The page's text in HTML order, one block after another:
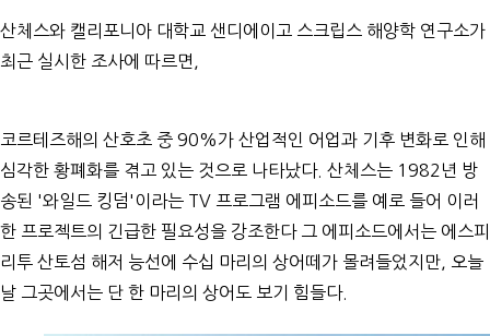
산체스와 캘리포니아 대학교 샌디에이고 스크립스 해양학 연구소가
최근 실시한 조사에 따르면,
코르테즈해의 산호초 중 90%가 산업적인 어업과 기후 변화로 인해
심각한 황폐화를 겪고 있는 것으로 나타났다. 산체스는 1982년 방
송된 '와일드 킹덤'이라는 TV 프로그램 에피소드를 예로 들어 이러
한 프로젝트의 긴급한 필요성을 강조한다 그 에피소드에서는 에스피
리투 산토섬 해저 능선에 수십 마리의 상어떼가 몰려들었지만, 오늘
날 그곳에서는 단 한 마리의 상어도 보기 힘들다.